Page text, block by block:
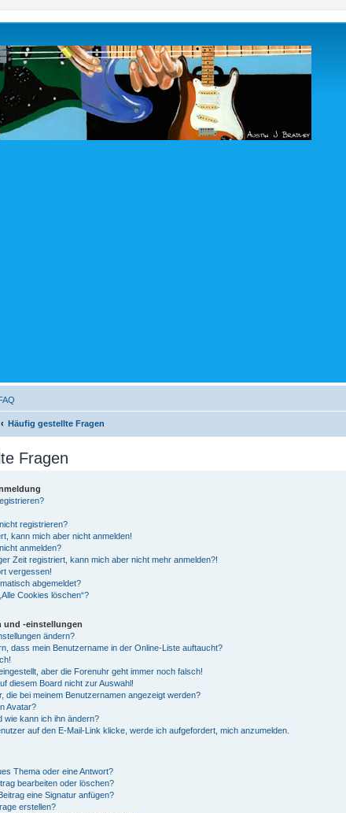
Häufig gestellte Fragen
Fragen
registrieren?
kann mich aber nicht anmelden!
anmelden?
Zeit registriert, kann mich aber nicht mehr anmelden?!
vergessen!
abgemeldet?
Cookies löschen“?
und -einstellungen
ändern?
dass mein Benutzername in der Online-Liste auftaucht?
aber die Forenuhr geht immer noch falsch!
diesem Board nicht zur Auswahl!
die bei meinem Benutzernamen angezeigt werden?
Avatar?
wie kann ich ihn ändern?
auf den E-Mail-Link klicke, werde ich aufgefordert, mich anzumelden.
Thema oder eine Antwort?
bearbeiten oder löschen?
eine Signatur anfügen?
erstellen?